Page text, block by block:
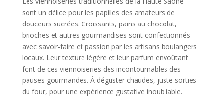
sont un délice pour les papilles des amateurs de
douceurs sucrées. Croissants, pains au chocolat,
brioches et autres gourmandises sont confectionnés
avec savoir-faire et passion par les artisans boulangers
locaux. Leur texture légère et leur parfum envoûtant
font de ces viennoiseries des incontournables des
pauses gourmandes. À déguster chaudes, juste sorties
du four, pour une expérience gustative inoubliable.